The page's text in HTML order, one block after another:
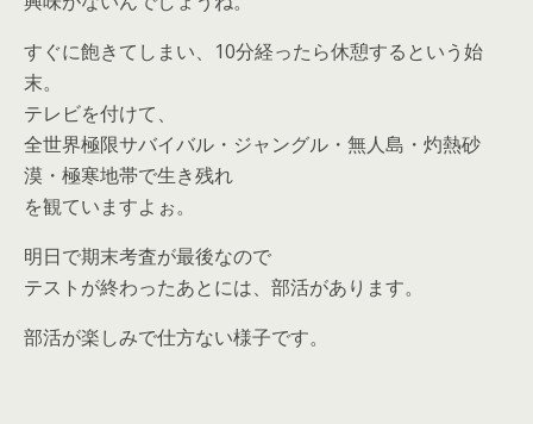
すぐに飽きてしまい、10分経ったら休憩するという始
末。
テレビを付けて、
全世界極限サバイバル・ジャングル・無人島・灼熱砂
漠・極寒地帯で生き残れ
を観ていますよぉ。
明日で期末考査が最後なので
テストが終わったあとには、部活があります。
部活が楽しみで仕方ない様子です。